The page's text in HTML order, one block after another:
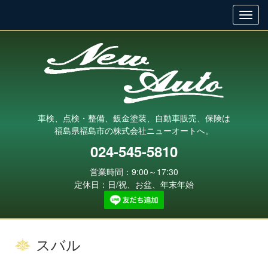
車検、点検・整備、鈑金塗装、自動車販売、保険は
福島県福島市の株式会社ニューオートへ。
024-545-5810
営業時間：9:00～17:30
定休日：日/祝、お盆、年末年始
スバル